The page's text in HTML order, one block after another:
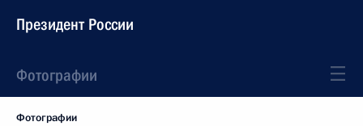
Президент России
Фотографии
Фотографии